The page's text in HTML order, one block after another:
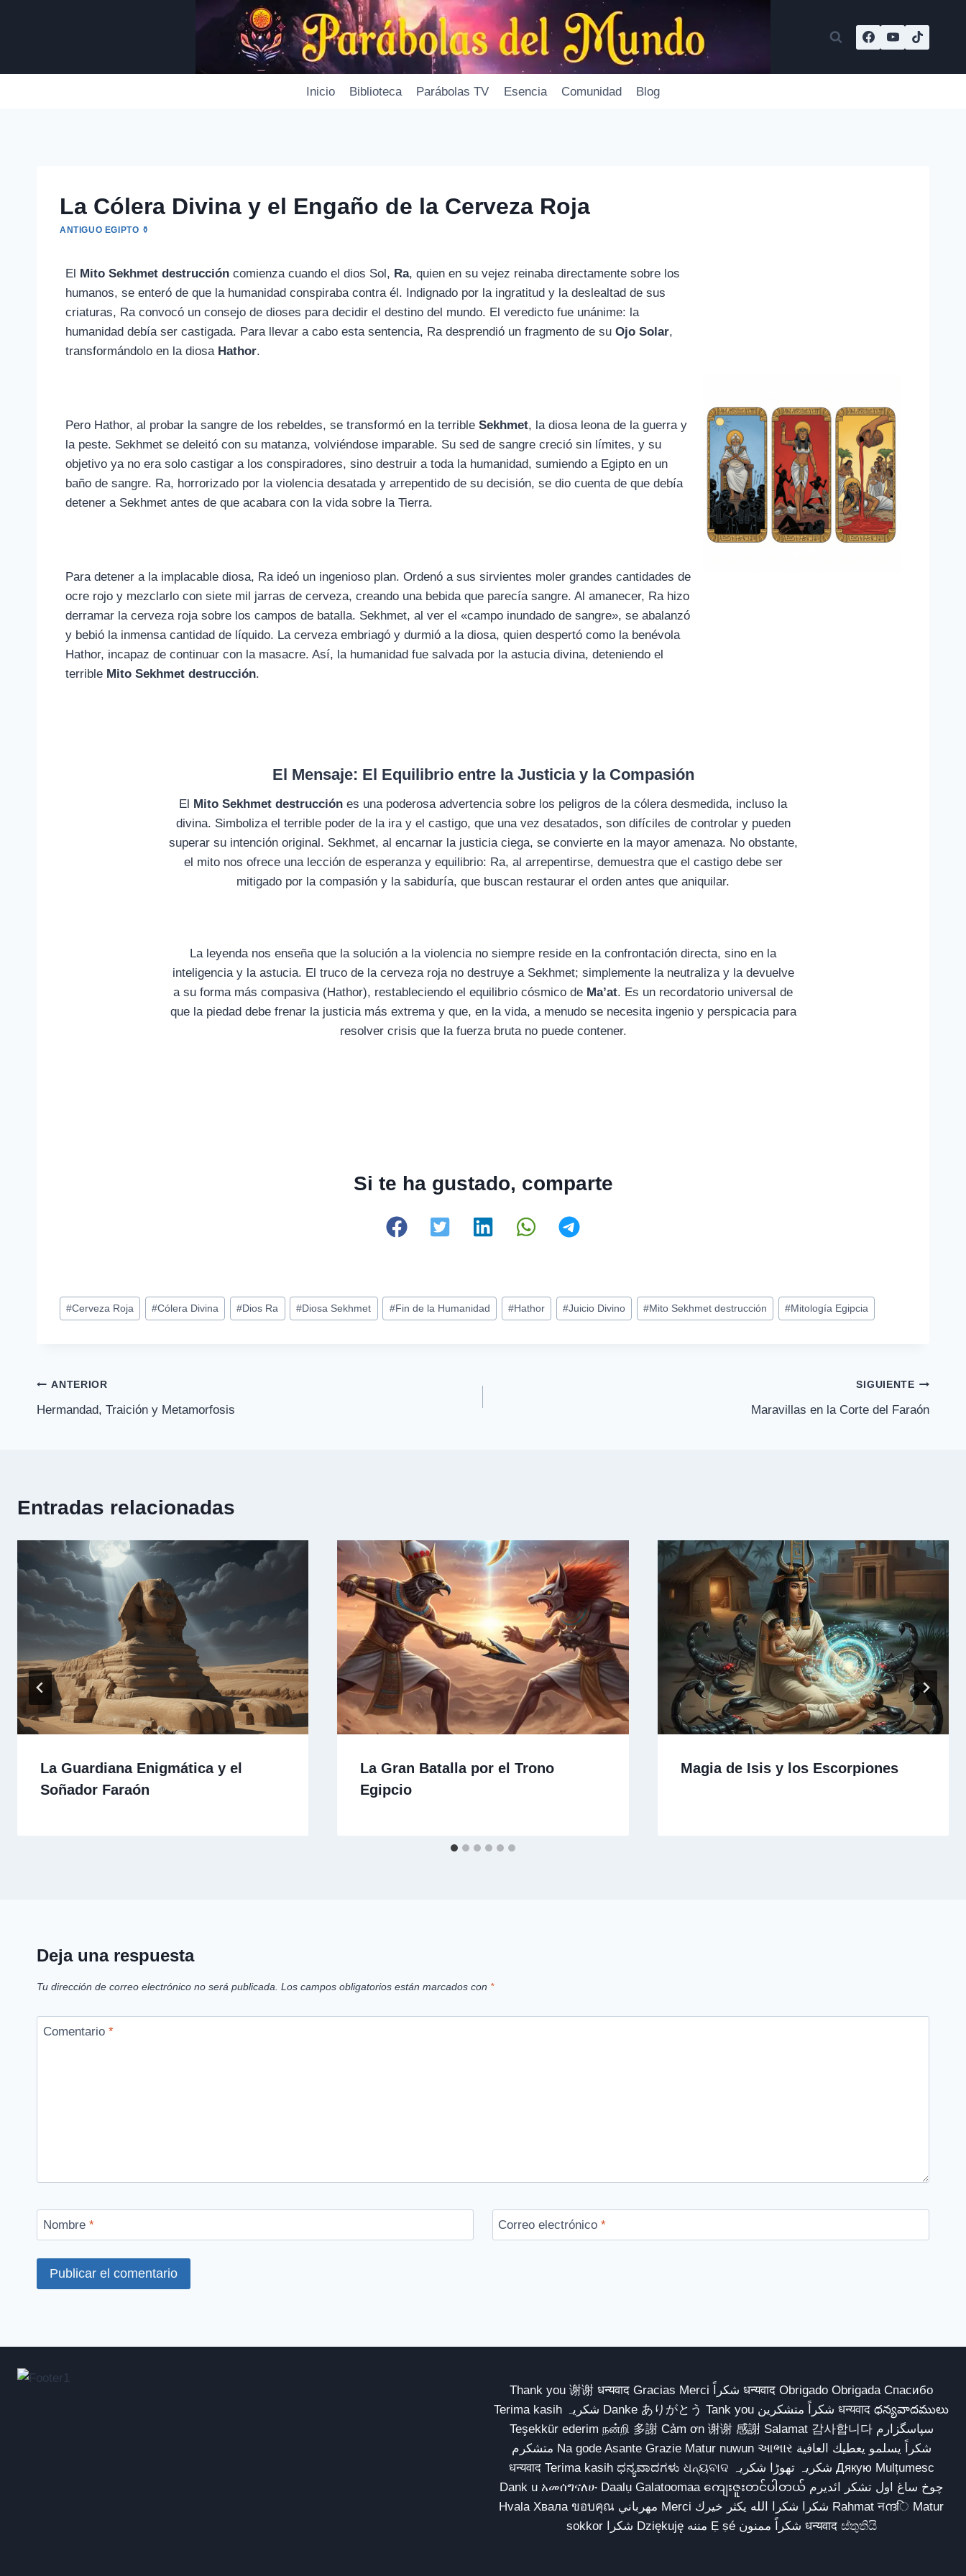
Inicio Biblioteca Parábolas TV Esencia Comunidad Blog
La Cólera Divina y el Engaño de la Cerveza Roja
ANTIGUO EGIPTO ⚱️
El Mito Sekhmet destrucción comienza cuando el dios Sol, Ra, quien en su vejez reinaba directamente sobre los
humanos, se enteró de que la humanidad conspiraba contra él. Indignado por la ingratitud y la deslealtad de sus
criaturas, Ra convocó un consejo de dioses para decidir el destino del mundo. El veredicto fue unánime: la
humanidad debía ser castigada. Para llevar a cabo esta sentencia, Ra desprendió un fragmento de su Ojo Solar,
transformándolo en la diosa Hathor.
Pero Hathor, al probar la sangre de los rebeldes, se transformó en la terrible Sekhmet, la diosa leona de la guerra y
la peste. Sekhmet se deleitó con su matanza, volviéndose imparable. Su sed de sangre creció sin límites, y su
objetivo ya no era solo castigar a los conspiradores, sino destruir a toda la humanidad, sumiendo a Egipto en un
baño de sangre. Ra, horrorizado por la violencia desatada y arrepentido de su decisión, se dio cuenta de que debía
detener a Sekhmet antes de que acabara con la vida sobre la Tierra.
Para detener a la implacable diosa, Ra ideó un ingenioso plan. Ordenó a sus sirvientes moler grandes cantidades de
ocre rojo y mezclarlo con siete mil jarras de cerveza, creando una bebida que parecía sangre. Al amanecer, Ra hizo
derramar la cerveza roja sobre los campos de batalla. Sekhmet, al ver el «campo inundado de sangre», se abalanzó
y bebió la inmensa cantidad de líquido. La cerveza embriagó y durmió a la diosa, quien despertó como la benévola
Hathor, incapaz de continuar con la masacre. Así, la humanidad fue salvada por la astucia divina, deteniendo el
terrible Mito Sekhmet destrucción.
El Mensaje: El Equilibrio entre la Justicia y la Compasión
El Mito Sekhmet destrucción es una poderosa advertencia sobre los peligros de la cólera desmedida, incluso la
divina. Simboliza el terrible poder de la ira y el castigo, que una vez desatados, son difíciles de controlar y pueden
superar su intención original. Sekhmet, al encarnar la justicia ciega, se convierte en la mayor amenaza. No obstante,
el mito nos ofrece una lección de esperanza y equilibrio: Ra, al arrepentirse, demuestra que el castigo debe ser
mitigado por la compasión y la sabiduría, que buscan restaurar el orden antes que aniquilar.
La leyenda nos enseña que la solución a la violencia no siempre reside en la confrontación directa, sino en la
inteligencia y la astucia. El truco de la cerveza roja no destruye a Sekhmet; simplemente la neutraliza y la devuelve
a su forma más compasiva (Hathor), restableciendo el equilibrio cósmico de Ma’at. Es un recordatorio universal de
que la piedad debe frenar la justicia más extrema y que, en la vida, a menudo se necesita ingenio y perspicacia para
resolver crisis que la fuerza bruta no puede contener.
Si te ha gustado, comparte
Etiquetas
de
#Cerveza Roja #Cólera Divina #Dios Ra #Diosa Sekhmet #Fin de la Humanidad #Hathor #Juicio Divino #Mito Sekhmet destrucción #Mitología Egipcia
Navegación
de
ANTERIOR
Hermandad, Traición y Metamorfosis
SIGUIENTE
Maravillas en la Corte del Faraón
Entradas relacionadas
La Guardiana Enigmática y el
Soñador Faraón
La Gran Batalla por el Trono
Egipcio
Magia de Isis y los Escorpiones
Deja una respuesta
Tu dirección de correo electrónico no será publicada. Los campos obligatorios están marcados con *
Comentario *
Nombre * Correo electrónico*
Thank you 谢谢 धन्यवाद Gracias Merci شكراً धन्यवाद Obrigado Obrigada Спасибо
Terima kasih شکریہ Danke ありがとう Tank you شكراً متشكرين धन्यवाद ధన్యవాదములు
Teşekkür ederim நன்றி 多謝 Cảm ơn 谢谢 感謝 Salamat 감사합니다 سپاسگزارم
متشکرم Na gode Asante Grazie Matur nuwun આભાર شكراً يسلمو يعطيك العافية
धन्यवाद Terima kasih ಧನ್ಯವಾದಗಳು ଧନ୍ୟବାଦ شکریہ تھوڑا شکریہ Дякую Mulțumesc
Dank u አመሰግናለሁ Daalụ Galatoomaa ကျေးဇူးတင်ပါတယ် چوخ ساغ اول تشکر ائدیرم
Hvala Хвала ขอบคุณ مهرباني Merci شكرا شكرا الله يكثر خيرك Rahmat नന്ദि Matur
sokkor شكرا Dziękuję مننه Ẹ ṣé شكراً ممنون धन्यवाद ස්තුතියි